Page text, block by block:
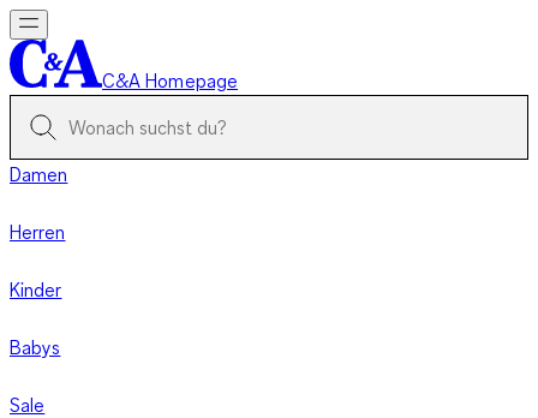
C&A Homepage
Damen
Herren
Kinder
Babys
Sale